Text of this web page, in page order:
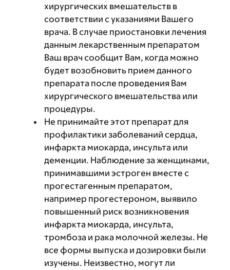
хирургических вмешательств в
соответствии с указаниями Вашего
врача. В случае приостановки лечения
данным лекарственным препаратом
Ваш врач сообщит Вам, когда можно
будет возобновить прием данного
препарата после проведения Вам
хирургического вмешательства или
процедуры.
Не принимайте этот препарат для
профилактики заболеваний сердца,
инфаркта миокарда, инсульта или
деменции. Наблюдение за женщинами,
принимавшими эстроген вместе с
прогестагенным препаратом,
например прогестероном, выявило
повышенный риск возникновения
инфаркта миокарда, инсульта,
тромбоза и рака молочной железы. Не
все формы выпуска и дозировки были
изучены. Неизвестно, могут ли